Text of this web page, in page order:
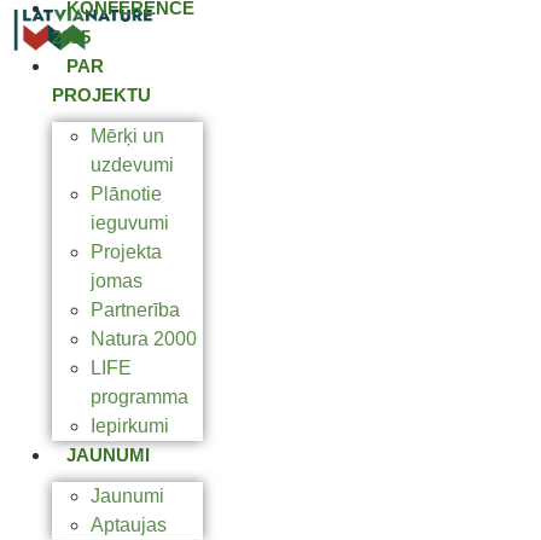
KONFERENCE
2025
PAR
PROJEKTU
Mērķi un
uzdevumi
Plānotie
ieguvumi
Projekta
jomas
Partnerība
Natura 2000
LIFE
programma
Iepirkumi
JAUNUMI
Jaunumi
Aptaujas